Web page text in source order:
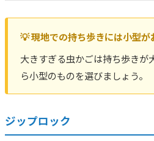
💡 現地での持ち歩きには小型が
大きすぎる虫かごは持ち歩きが
ら小型のものを選びましょう。
ジップロック